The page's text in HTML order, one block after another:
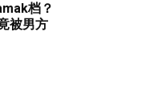
档？
被男方